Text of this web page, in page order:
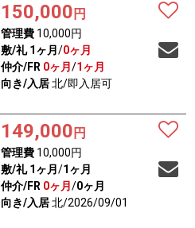
150,000 円
管理費10,000円
敷/礼 1ヶ月 /0ヶ月
仲介/FR 0ヶ月 /1ヶ月
向き/入居北/即入居可
149,000 円
管理費10,000円
敷/礼 1ヶ月 /1ヶ月
仲介/FR 0ヶ月 /0ヶ月
向き/入居北/2026/09/01